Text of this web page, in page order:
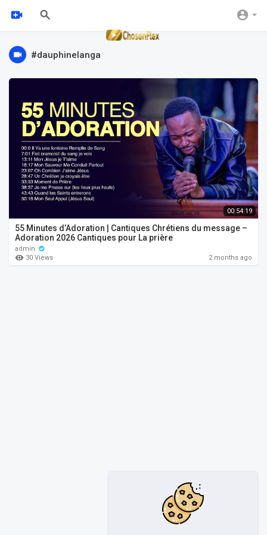
#dauphinelanga
00:54:19
55 Minutes d’Adoration | Cantiques Chrétiens du message –
Adoration 2026 Cantiques pour La prière
admin
30 Views
2 months ago